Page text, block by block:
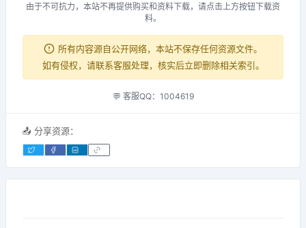
由于不可抗力，本站不再提供购买和资料下载，请点击上方按钮下载资
料。
所有内容源自公开网络，本站不保存任何资源文件。
如有侵权，请联系客服处理，核实后立即删除相关索引。
💬 客服QQ：1004619
📤 分享资源：